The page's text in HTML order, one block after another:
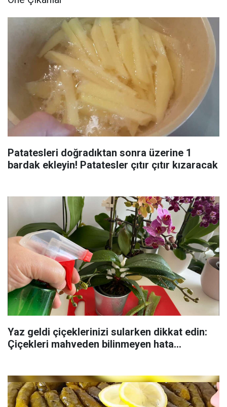
Patatesleri doğradıktan sonra üzerine 1
bardak ekleyin! Patatesler çıtır çıtır kızaracak
Yaz geldi çiçeklerinizi sularken dikkat edin:
Çiçekleri mahveden bilinmeyen hata...